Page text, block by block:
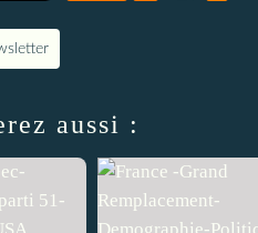
aussi :